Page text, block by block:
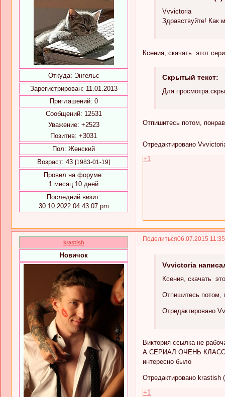
Откуда: Энгельс
Зарегистрирован: 11.01.2013
Приглашений: 0
Сообщений: 12531
Уважение: +2523
Позитив: +3031
Пол: Женский
Возраст: 43 [1983-01-19]
Провел на форуме:
1 месяц 10 дней
Последний визит:
30.10.2022 04:43:07 pm
Vvvictoria
Здравствуйте! Как
Ксения, скачать этот
Скрытый текст:
Для просмотра
Отпишитесь потом,
Отредактировано
+1
Поделиться06.07.2015
krastish
Новичок
Vvvictoria
Ксения, скачать
Отпишитесь потом,
Отредактировано
Виктория ссылка не
А СЕРИАЛ ОЧЕНЬ
интересно было
Отредактировано krastish
+1